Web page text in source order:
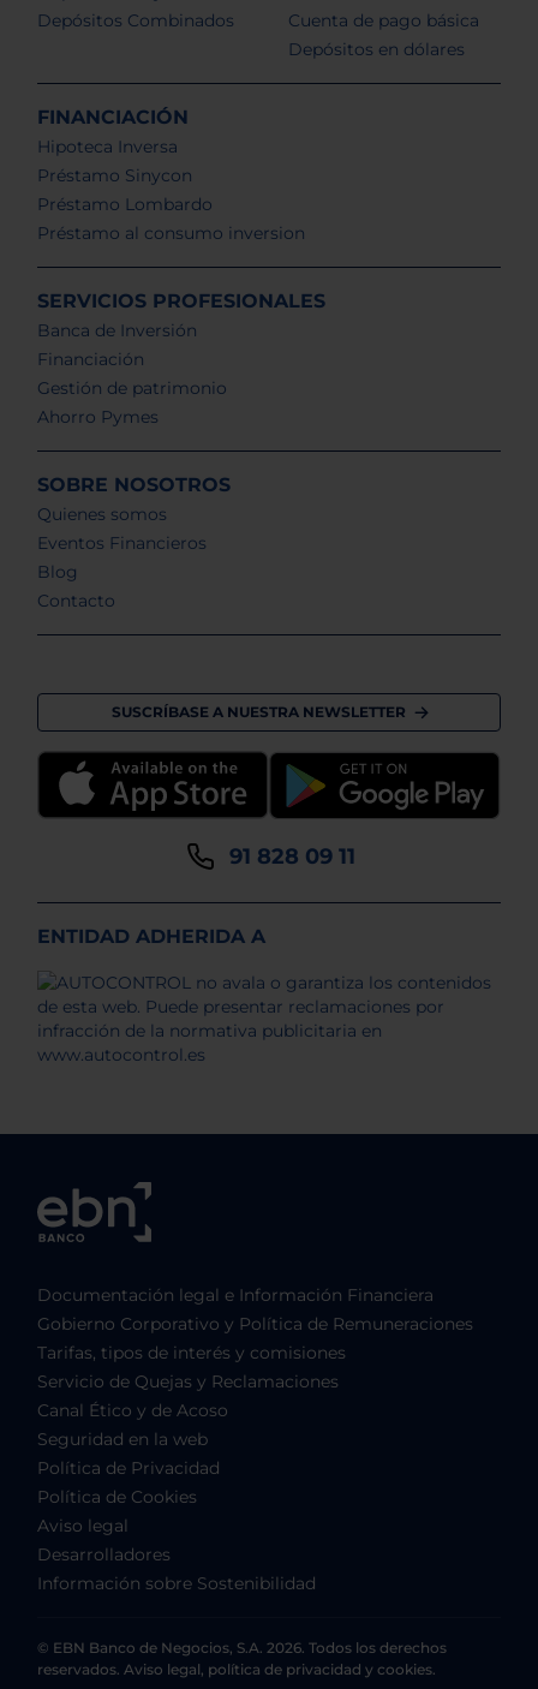
Depósitos Combinados
Cuenta de pago básica
Depósitos en dólares
FINANCIACIÓN
Hipoteca Inversa
Préstamo Sinycon
Préstamo Lombardo
Préstamo al consumo inversion
SERVICIOS PROFESIONALES
Banca de Inversión
Financiación
Gestión de patrimonio
Ahorro Pymes
SOBRE NOSOTROS
Quienes somos
Eventos Financieros
Blog
Contacto
SUSCRÍBASE A NUESTRA NEWSLETTER
91 828 09 11
ENTIDAD ADHERIDA A
Documentación legal e Información Financiera
Gobierno Corporativo y Política de Remuneraciones
Tarifas, tipos de interés y comisiones
Servicio de Quejas y Reclamaciones
Canal Ético y de Acoso
Seguridad en la web
Política de Privacidad
Política de Cookies
Aviso legal
Desarrolladores
Información sobre Sostenibilidad
© EBN Banco de Negocios, S.A. 2026. Todos los derechos
reservados. Aviso legal, política de privacidad y cookies.